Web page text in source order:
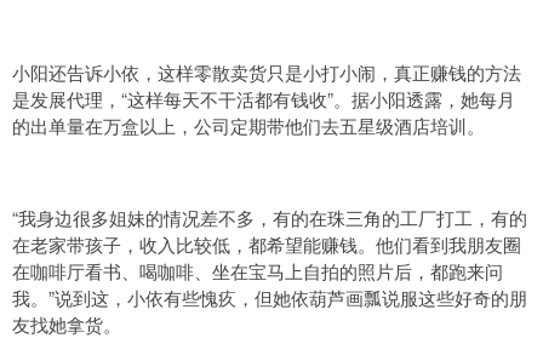
小阳还告诉小依，这样零散卖货只是小打小闹，真正赚钱的方法
是发展代理，“这样每天不干活都有钱收”。据小阳透露，她每月
的出单量在万盒以上，公司定期带他们去五星级酒店培训。
“我身边很多姐妹的情况差不多，有的在珠三角的工厂打工，有的
在老家带孩子，收入比较低，都希望能赚钱。他们看到我朋友圈
在咖啡厅看书、喝咖啡、坐在宝马上自拍的照片后，都跑来问
我。”说到这，小依有些愧疚，但她依葫芦画瓢说服这些好奇的朋
友找她拿货。